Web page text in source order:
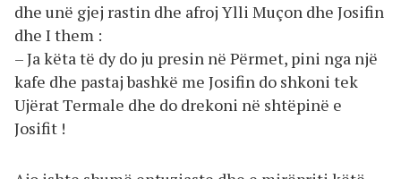
dhe unë gjej rastin dhe afroj Ylli Muçon dhe Josifin
dhe I them :
– Ja këta të dy do ju presin në Përmet, pini nga një
kafe dhe pastaj bashkë me Josifin do shkoni tek
Ujërat Termale dhe do drekoni në shtëpinë e
Josifit !